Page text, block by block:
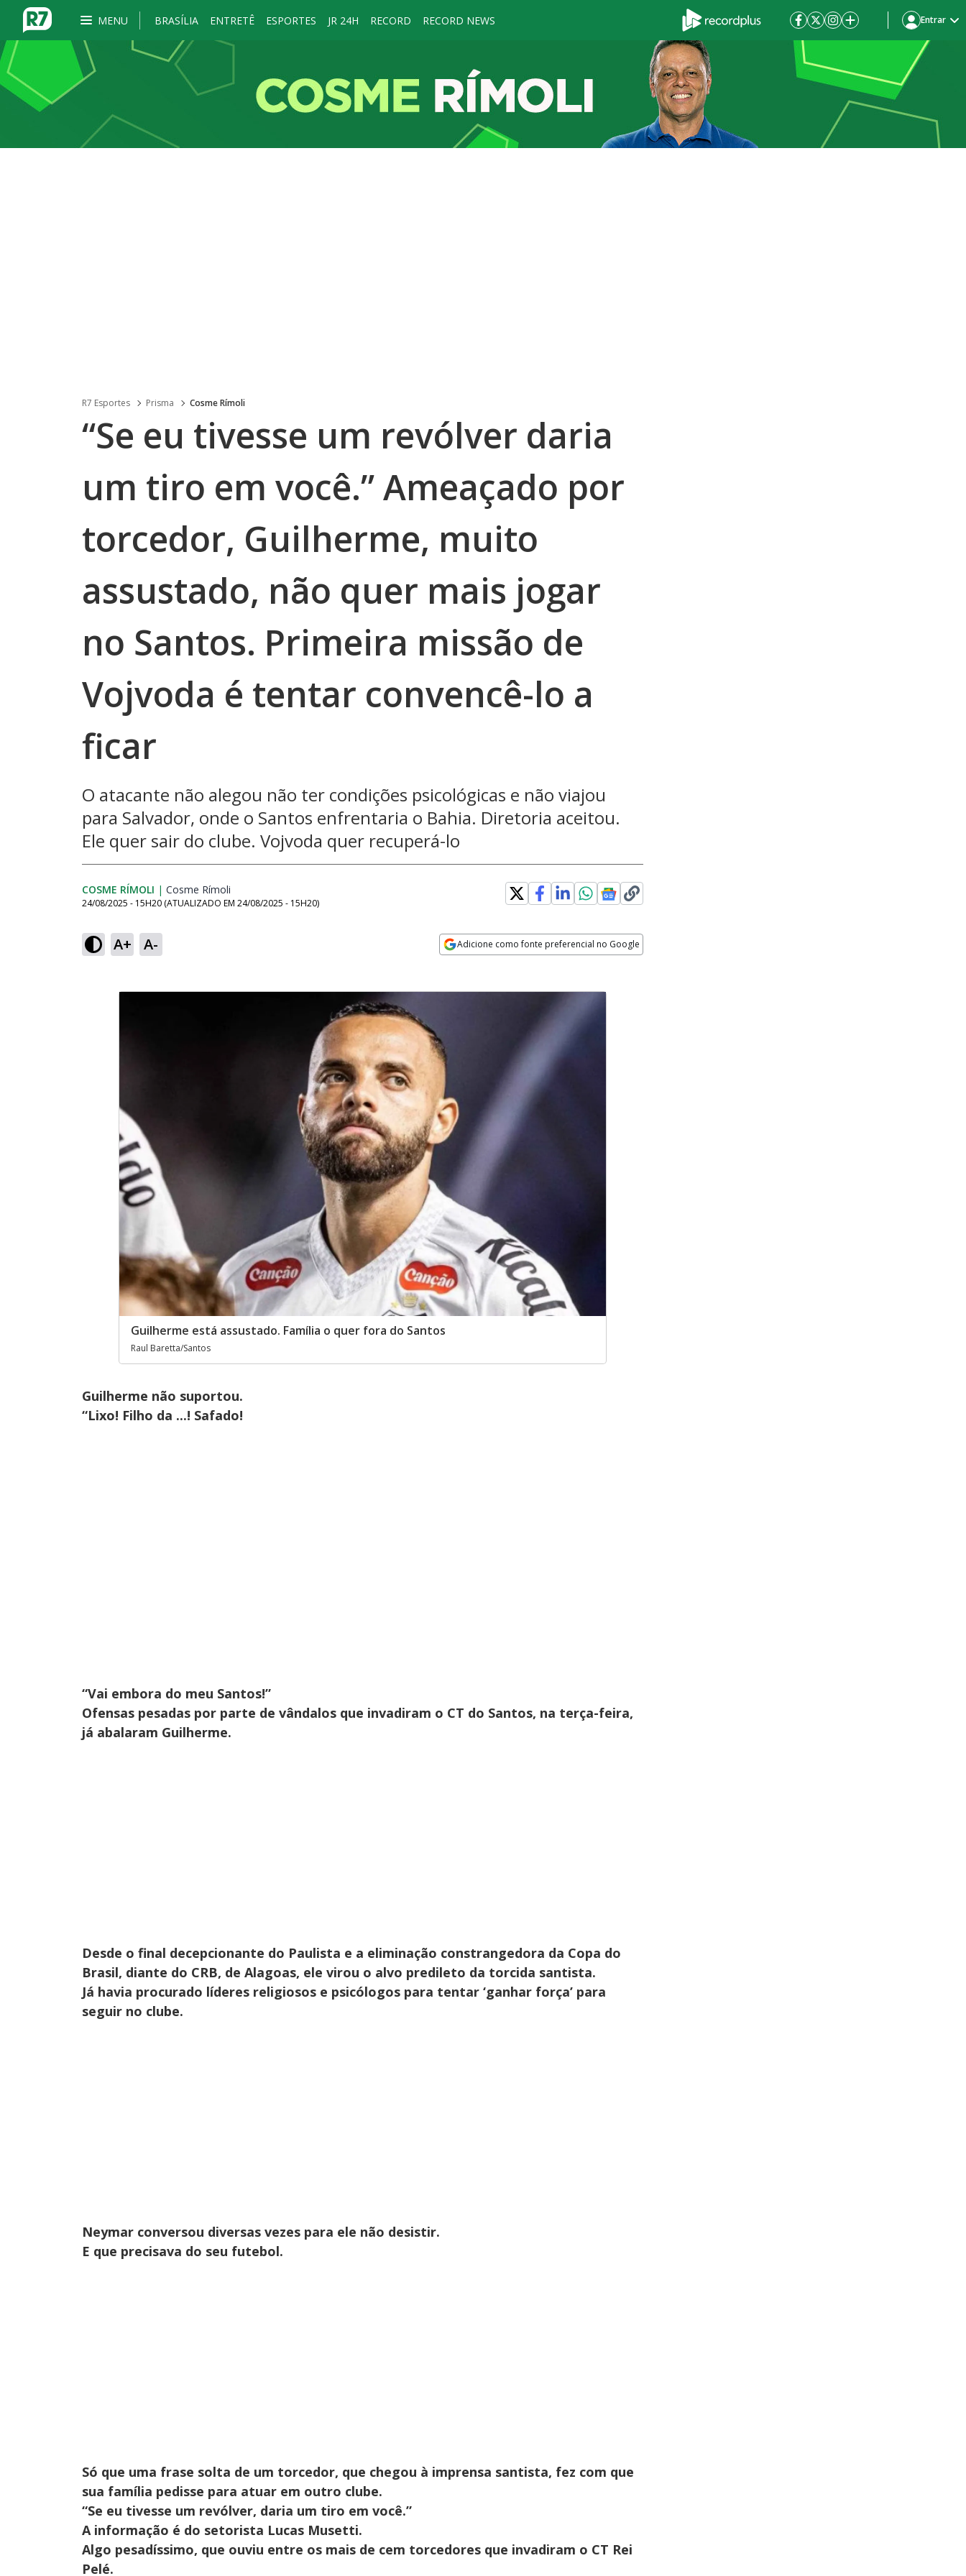
MENU BRASÍLIA ENTRETÊ ESPORTES JR 24H RECORD RECORD NEWS Entrar
R7 Esportes Prisma Cosme Rímoli
“Se eu tivesse um revólver daria
um tiro em você.” Ameaçado por
torcedor, Guilherme, muito
assustado, não quer mais jogar
no Santos. Primeira missão de
Vojvoda é tentar convencê-lo a
ficar
O atacante não alegou não ter condições psicológicas e não viajou
para Salvador, onde o Santos enfrentaria o Bahia. Diretoria aceitou.
Ele quer sair do clube. Vojvoda quer recuperá-lo
COSME RÍMOLI | Cosme Rímoli
24/08/2025 - 15H20 (ATUALIZADO EM 24/08/2025 - 15H20)
A+ A- Adicione como fonte preferencial no Google
Guilherme está assustado. Família o quer fora do Santos
Raul Baretta/Santos
Guilherme não suportou.
“Lixo! Filho da ...! Safado!
“Vai embora do meu Santos!”
Ofensas pesadas por parte de vândalos que invadiram o CT do Santos, na terça-feira,
já abalaram Guilherme.
Desde o final decepcionante do Paulista e a eliminação constrangedora da Copa do
Brasil, diante do CRB, de Alagoas, ele virou o alvo predileto da torcida santista.
Já havia procurado líderes religiosos e psicólogos para tentar ‘ganhar força’ para
seguir no clube.
Neymar conversou diversas vezes para ele não desistir.
E que precisava do seu futebol.
Só que uma frase solta de um torcedor, que chegou à imprensa santista, fez com que
sua família pedisse para atuar em outro clube.
“Se eu tivesse um revólver, daria um tiro em você.”
A informação é do setorista Lucas Musetti.
Algo pesadíssimo, que ouviu entre os mais de cem torcedores que invadiram o CT Rei
Pelé.